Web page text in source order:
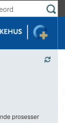
prosesser